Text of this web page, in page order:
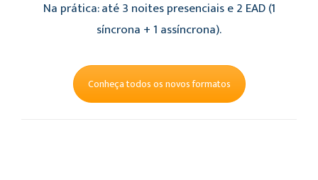
Na prática: até 3 noites presenciais e 2 EAD (1
síncrona + 1 assíncrona).
Conheça todos os novos formatos